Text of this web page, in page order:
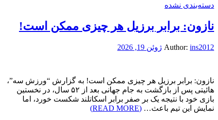
دسته‌بندی نشده
نازون: برابر برزیل هر چیزی ممکن است!
Author: ins2012 ژوئن 19, 2026
نازون: برابر برزیل هر چیزی ممکن است! به گزارش “ورزش سه”،
هائیتی پس از بازگشت به جام جهانی بعد از ۵۲ سال، در نخستین
بازی خود با نتیجه یک بر صفر برابر اسکاتلند شکست خورد، اما
نمایش این تیم باعث… (READ MORE)